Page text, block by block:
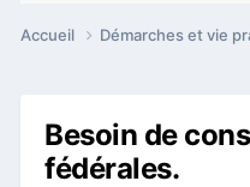
Accueil Démarches et vie
Besoin de
fédérales.